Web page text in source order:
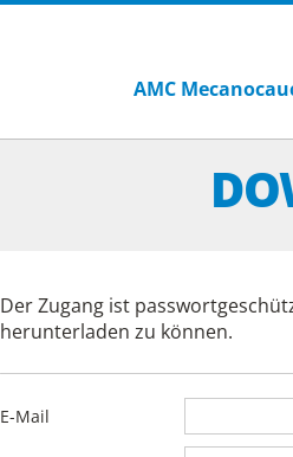
AMC
Der Zugang ist
herunterladen zu können.
E-Mail